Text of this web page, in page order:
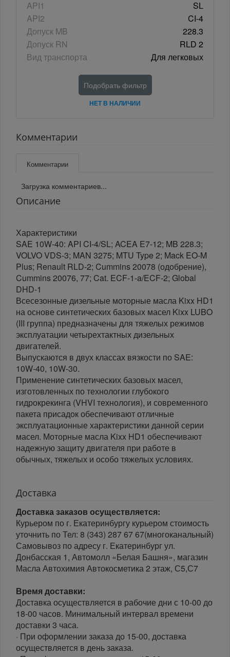
API1
SL
API2
CI-4
Допуск MB
228.3
Допуск RN
RLD 2
Вид транспорта
Для легковых
Подобрать фильтр
НЕТ В НАЛИЧИИ
Комментарии
Комментарии
Загрузка комментариев...
Описание
Характеристики
SAE 10W-40: API CI-4/SL; ACEA E7-12; MB 228.3;
VOLVO VDS-3; MAN 3275; MTU Type 2; Mack EO-M
Plus; Renault RLD-2; Cummins 20078 (одобрение),
Cummins 20076, 77; Cat. ECF-1-a/ECF-2; Global
DHD-1
Всесезонные дизельные моторные масла Kixx HD1
на основе синтетических базовых масел Kixx LUBO
(III группа) предназначены для тяжелых режимов
эксплуатации четырехтактных дизельных
двигателей.
Выпускаются в двух классах вязкости по SAE:
10W-40, 10W-30.
Применение синтетических базовых масел,
изготовленных по технологии глубокого
гидрокрекинга (VHVI технология), и современного
пакета присадок обеспечивают отличные
эксплуатационные характеристики данной серии
масел. Моторные масла Kixx HD1 обеспечивают
надежную защиту двигателя при работе в
обычных, тяжелых и особо тяжелых условиях.
Доставка
Доставка заказов осуществляется:
Курьером по г. Екатеринбургу курьером стоимость
уточнить по Тел: 8 (343) 287 67 67(многоканальный)
Самовывоз по адресу г. Екатеринбург ул.
Донбасская 1, Автомолл «Белая Башня», магазин
Масла Автохимия Автокосметика 2 этаж, С5,С7
Время доставки:
Доставка осуществляется в рабочие дни с 10-00 до
18-00 часов. Минимальный интервал времени
доставки 3 часа.
· При оформлении заказа до 15-00, доставка
осуществляется в день заказа.